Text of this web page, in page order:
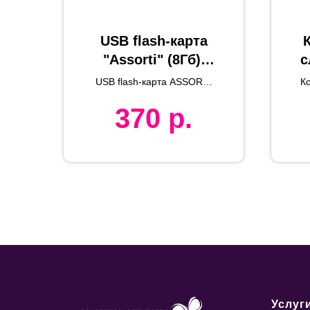
USB flash-карта
"Assorti" (8Гб),
зеленая,
металл
USB flash-карта ASSORTI
370 р.